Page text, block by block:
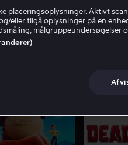
Skuespiller Stemme
placeringsoplysninger. Aktivt
eller tilgå oplysninger på en
målgruppeundersøgelser